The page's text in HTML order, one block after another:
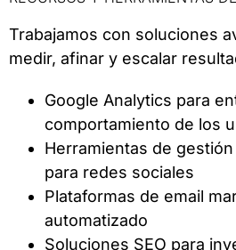
Trabajamos con soluciones
medir, afinar y escalar
Google Analytics para
comportamiento de los
Herramientas de
para redes sociales
Plataformas de email
automatizado
Soluciones SEO para